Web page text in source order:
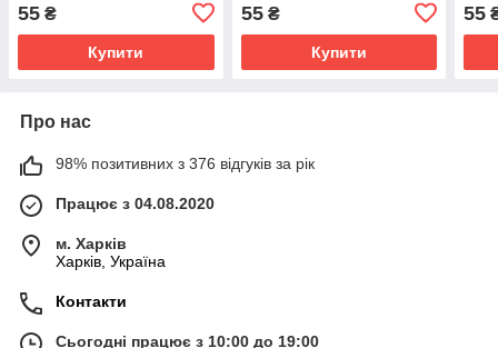
55 ₴
Купити
55₴
Купити
55
Про нас
98% позитивних з 376 відгуків за рік
Працює з 04.08.2020
м. Харків
Харків, Україна
Контакти
Сьогодні працює з 10:00 до 19:00